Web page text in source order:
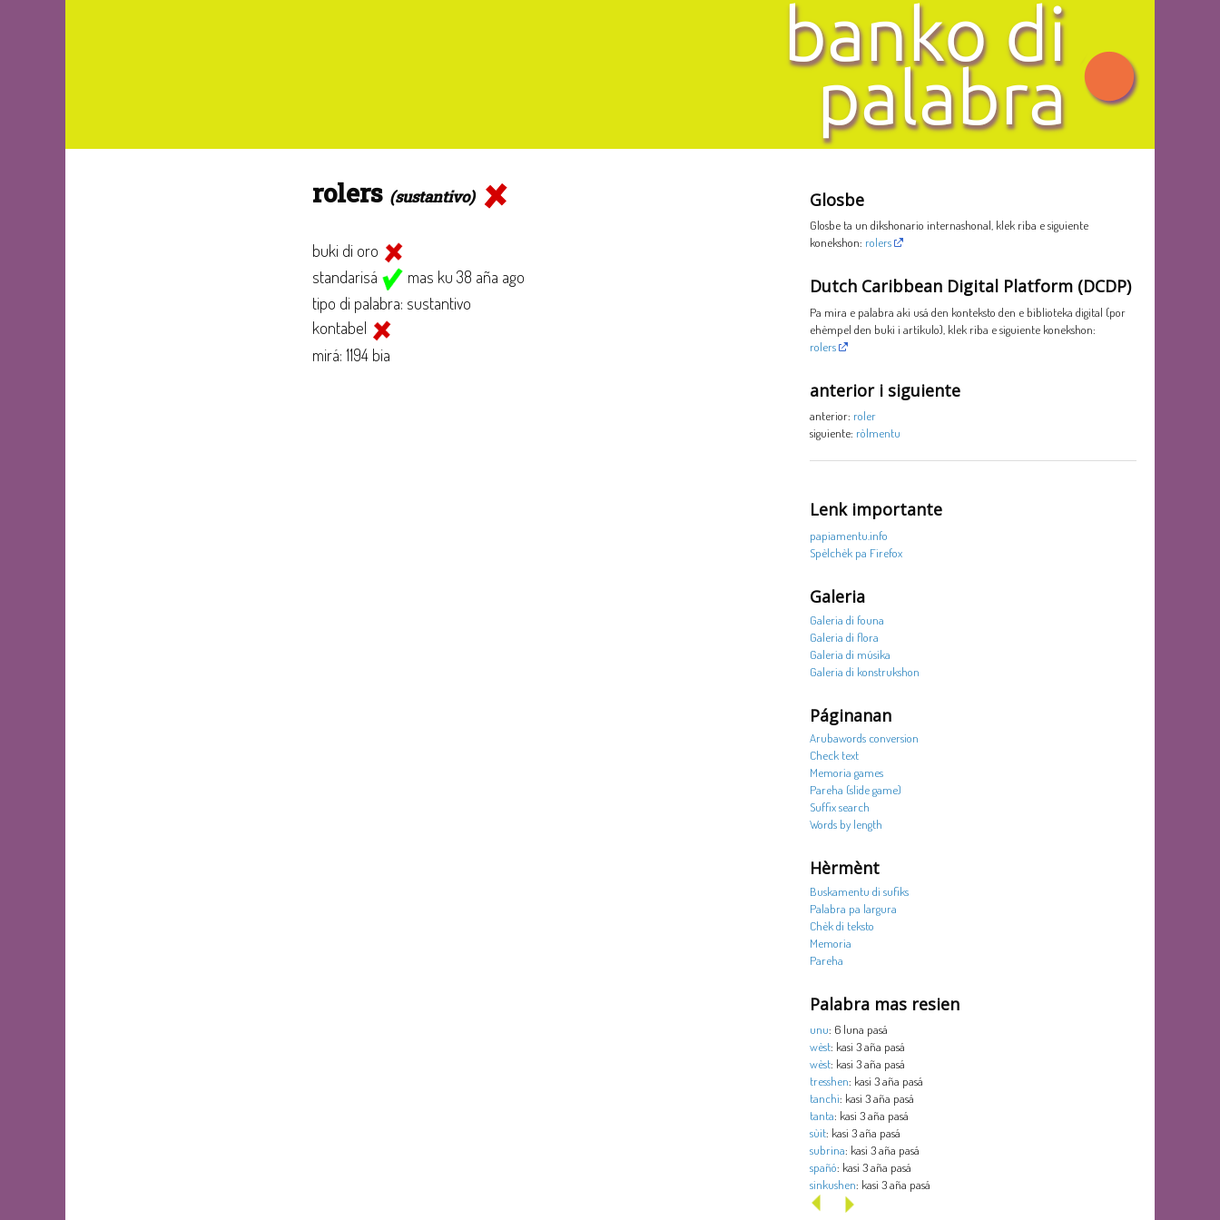
rolers (sustantivo)
buki di oro
standarisá
mas ku 38 aña ago
tipo di palabra: sustantivo
kontabel
mirá: 1194 bia
Glosbe
Glosbe ta un dikshonario internashonal, klek riba e siguiente
konekshon: rolers
Dutch Caribbean Digital Platform (DCDP)
Pa mira e palabra aki usá den konteksto den e biblioteka digital (por
ehèmpel den buki i artíkulo), klek riba e siguiente konekshon:
rolers
anterior i siguiente
anterior: roler
siguiente: ròlmentu
Lenk importante
papiamentu.info
Spèlchèk pa Firefox
Galeria
Galeria di founa
Galeria di flora
Galeria di músika
Galeria di konstrukshon
Páginanan
Arubawords conversion
Check text
Memoria games
Pareha (slide game)
Suffix search
Words by length
Hèrmènt
Buskamentu di sufiks
Palabra pa largura
Chèk di teksto
Memoria
Pareha
Palabra mas resien
unu: 6 luna pasá
wèst: kasi 3 aña pasá
wèst: kasi 3 aña pasá
tresshen: kasi 3 aña pasá
tanchi: kasi 3 aña pasá
tanta: kasi 3 aña pasá
sùit: kasi 3 aña pasá
subrina: kasi 3 aña pasá
spañó: kasi 3 aña pasá
sinkushen: kasi 3 aña pasá